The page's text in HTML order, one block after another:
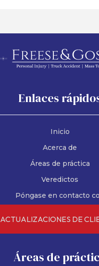
Enlaces
Inicio
Acerca de
Áreas de práctica
Veredictos
Póngase en contacto
ACTUALIZACIONES DE
Áreas de